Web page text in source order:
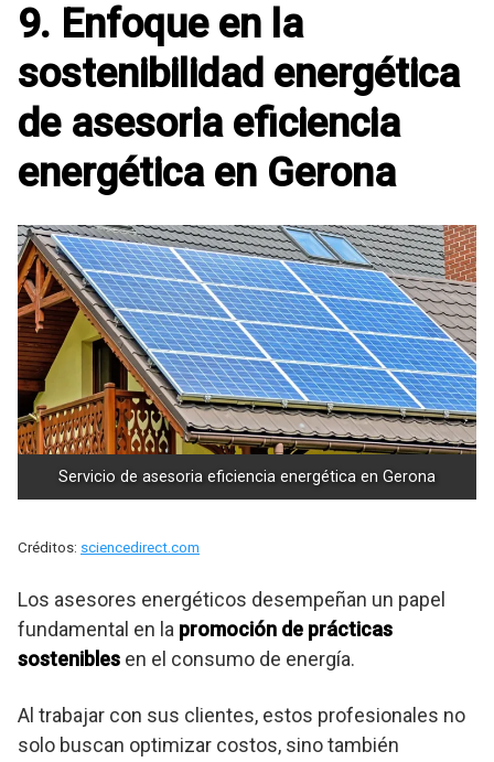
9. Enfoque en la
sostenibilidad energética
de asesoria eficiencia
energética en Gerona
Servicio de asesoria eficiencia energética en Gerona
Créditos: sciencedirect.com
Los asesores energéticos desempeñan un papel
fundamental en la promoción de prácticas
sostenibles en el consumo de energía.
Al trabajar con sus clientes, estos profesionales no
solo buscan optimizar costos, sino también